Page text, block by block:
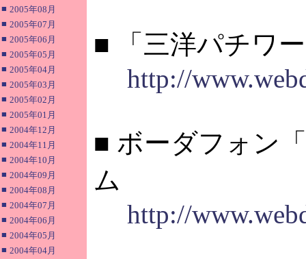
■ 2005年08月
■ 2005年07月
■ 2005年06月
■ 2005年05月
■ 2005年04月
■ 2005年03月
■ 2005年02月
■ 2005年01月
■ 2004年12月
■ 2004年11月
■ 2004年10月
■ 2004年09月
■ 2004年08月
■ 2004年07月
■ 2004年06月
■ 2004年05月
■ 2004年04月
■ 「三洋パチワ
http://
■ ボーダフォン
ム
http://